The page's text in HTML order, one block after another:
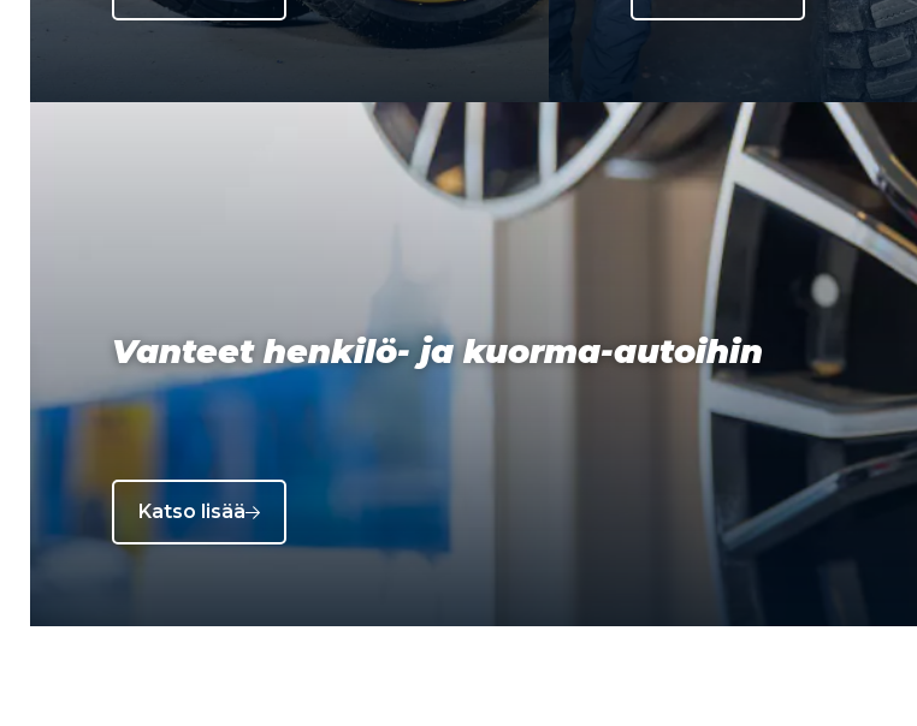
Vanteet henkilö- ja kuorma-autoihin
Katso lisää